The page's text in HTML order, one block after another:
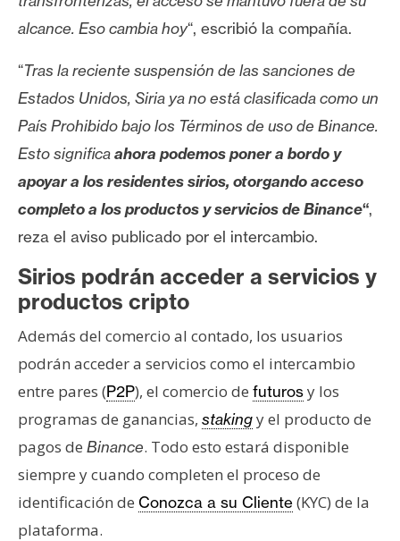
alcance. Eso cambia hoy“, escribió la compañía.
“Tras la reciente suspensión de las sanciones de
Estados Unidos, Siria ya no está clasificada como un
País Prohibido bajo los Términos de uso de Binance.
Esto significaahora podemos poner a bordo y
apoyar a los residentes sirios, otorgando acceso
completo a los productos y servicios de Binance“,
reza el aviso publicado por el intercambio.
Sirios podrán acceder a servicios y
productos cripto
Además del comercio al contado, los usuarios
podrán acceder a servicios como el intercambio
entre pares (P2P), el comercio de futurosy los
programas de ganancias, stakingy el producto de
pagos de Binance. Todo esto estará disponible
siempre y cuando completen el proceso de
identificación de Conozca a su Cliente(KYC) de la
plataforma.